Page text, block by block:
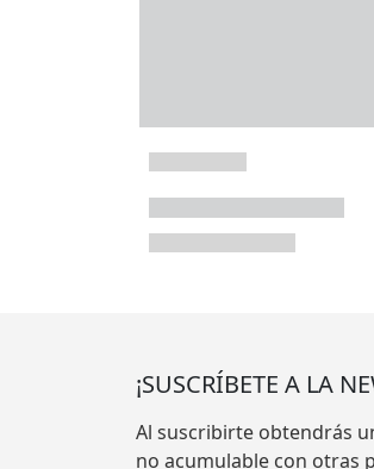
¡SUSCRÍBETE A LA
Al suscribirte obtendrás
no acumulable con otras